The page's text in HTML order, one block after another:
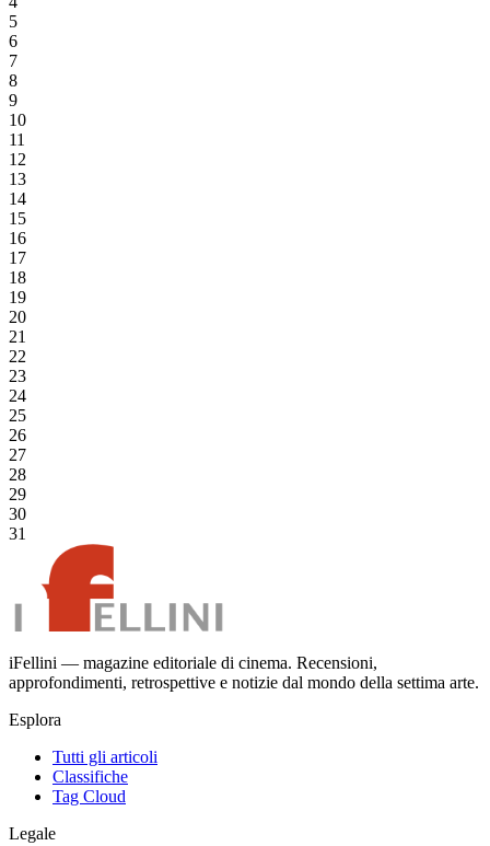
5
6
7
8
9
10
11
12
13
14
15
16
17
18
19
20
21
22
23
24
25
26
27
28
29
30
31
iFellini — magazine editoriale di cinema. Recensioni,
approfondimenti, retrospettive e notizie dal mondo della settima arte.
Esplora
Tutti gli articoli
Classifiche
Tag Cloud
Legale